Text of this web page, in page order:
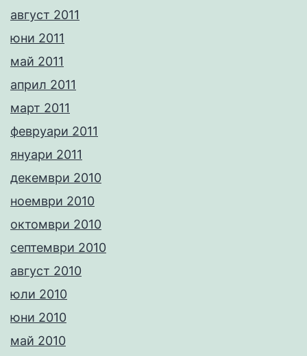
август 2011
юни 2011
май 2011
април 2011
март 2011
февруари 2011
януари 2011
декември 2010
ноември 2010
октомври 2010
септември 2010
август 2010
юли 2010
юни 2010
май 2010